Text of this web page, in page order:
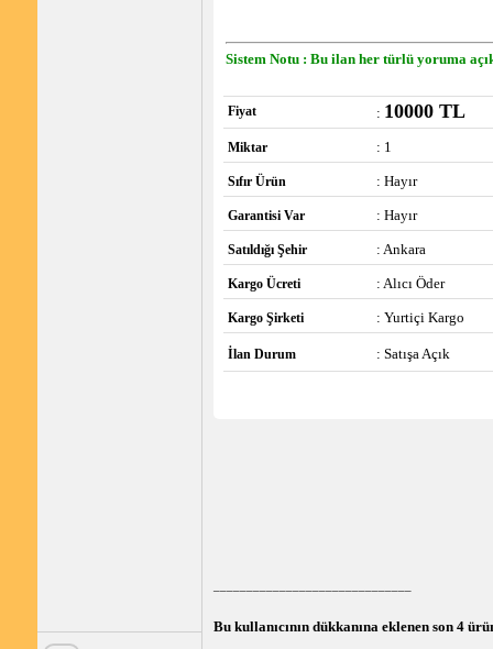
Sistem Notu : Bu ilan her türlü yoruma
Fiyat : 10000 TL
Miktar : 1
Sıfır Ürün : Hayır
Garantisi Var : Hayır
Satıldığı Şehir : Ankara
Kargo Ücreti : Alıcı Öder
Kargo Şirketi : Yurtiçi Kargo
İlan Durum : Satışa Açık
Bu kullanıcının dükkanına eklenen son 4